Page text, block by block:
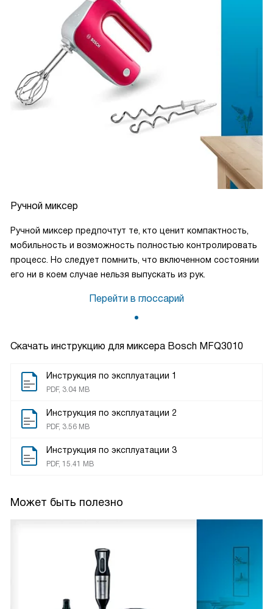
Скачать инструкцию для миксера Bosch MFQ3010
Инструкция по эксплуатации 1
PDF, 3.04 MB
Инструкция по эксплуатации 2
PDF, 3.56 MB
Инструкция по эксплуатации 3
PDF, 15.41 MB
Может быть полезно
Мне нравится, что у этого аппарата эргономичная форма
корпуса и ручки с мягкими вставками. Это делает его
удобным в использовании, даже если вы проводите на
кухне много времени. Помимо этого, он имеет два крюка
для теста, что очень удобно для приготовления
различных видов выпечки.
Я ещё никогда не был так доволен покупкой. Он
превзошел все мои ожидания! Это устройство не только
облегчает мне жизнь, но и позволяет экспериментировать
с рецептами, добавляя в мою жизнь новые вкусы и
Я настоятельно рекомендую эту ручную машину всем, кто
приятнее. Это действительно стоит каждого
потраченного рубля!
Ручной миксер
Ручной миксер предпочтут те, кто ценит компактность,
мобильность и возможность полностью контролировать
процесс. Но следует помнить, что включенном состоянии
его ни в коем случае нельзя выпускать из рук.
Перейти в глоссарий